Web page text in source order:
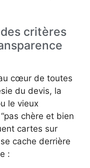
critères
au cœur de toutes
du devis, la
le vieux
chère et bien
cartes sur
cache derrière
: